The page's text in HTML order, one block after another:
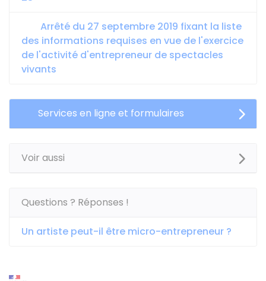
Arrêté du 27 septembre 2019 fixant la liste
des informations requises en vue de l'exercice
de l'activité d'entrepreneur de spectacles
vivants
Services en ligne et formulaires
Voir aussi
Questions ? Réponses !
Un artiste peut-il être micro-entrepreneur ?